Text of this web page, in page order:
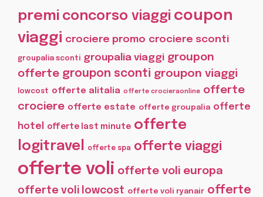
premi concorso viaggi coupon
viaggi crociere promo crociere sconti
groupalia sconti groupalia viaggi groupon
offerte groupon sconti groupon viaggi
lowcost offerte alitalia offerte crocieraonline offerte
crociere offerte estate offerte groupalia offerte
hotel
offerte last minute offerte
logitravel offerte spa offerte viaggi
offerte voli offerte voli europa
offerte voli lowcost offerte voli ryanair offerte